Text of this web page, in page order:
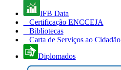
IFB Data
Certificação ENCCEJA
Bibliotecas
Carta de Serviços ao Cidadão
Diplomados